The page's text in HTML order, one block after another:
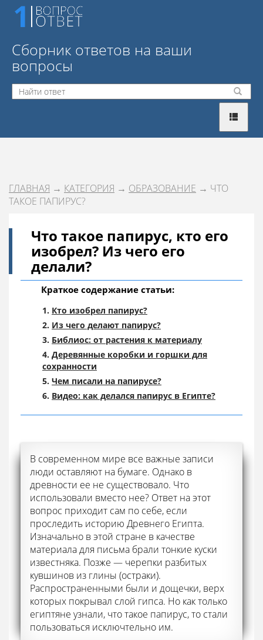
Сборник ответов на ваши
вопросы
ГЛАВНАЯ → КАТЕГОРИЯ → ОБРАЗОВАНИЕ → ЧТО
ТАКОЕ ПАПИРУС?
Что такое папирус, кто его
изобрел? Из чего его
делали?
Краткое содержание статьи:
Кто изобрел папирус?
Из чего делают папирус?
Библиос: от растения к материалу
Деревянные коробки и горшки для
сохранности
Чем писали на папирусе?
Видео: как делался папирус в Египте?
В современном мире все важные записи
люди оставляют на бумаге. Однако в
древности ее не существовало. Что
использовали вместо нее? Ответ на этот
вопрос приходит сам по себе, если
проследить историю Древнего Египта.
Изначально в этой стране в качестве
материала для письма брали тонкие куски
известняка. Позже — черепки разбитых
кувшинов из глины (остраки).
Распространенными были и дощечки, верх
которых покрывал слой гипса. Но как только
египтяне узнали, что такое папирус, то стали
пользоваться исключтельно им.